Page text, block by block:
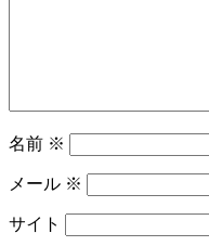
名前 ※
メール ※
サイト